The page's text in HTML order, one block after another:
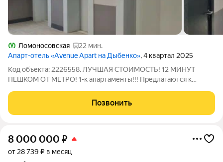
Ломоносовская
22 мин.
Апарт-отель «Avenue Apart на Дыбенко», 4 квартал 2025
Код объекта: 2226558. ЛУЧШАЯ СТОИМОСТЬ! 12 МИНУТ
ПЕШКОМ ОТ МЕТРО! 1-к апартаменты!!! Предлагаются к
пешей доступности от метро "Улица Дыбенко". Комфортный
15 этаж из 18. Просторный балкон.
Позвонить
8 000 000 ₽
от 28 739 ₽ в месяц